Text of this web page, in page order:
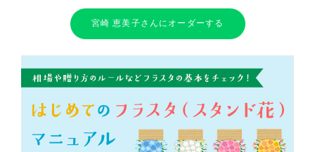
宮崎 恵美子さんにオーダーする